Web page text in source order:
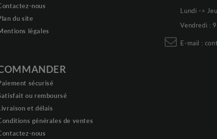
nous
du site
légales
sécurisé
ou remboursé
et délais
générales de ventes
nous
Lundi ->
Vendredi :
E-mail :